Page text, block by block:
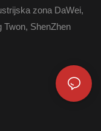
zona DaWei,
Twon, ShenZhen